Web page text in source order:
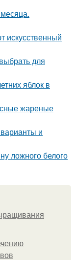
искусственный
для
яблок в
жареные
и
ложного белого